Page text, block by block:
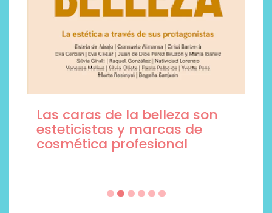
Las caras de la belleza son
esteticistas y marcas de
cosmética profesional